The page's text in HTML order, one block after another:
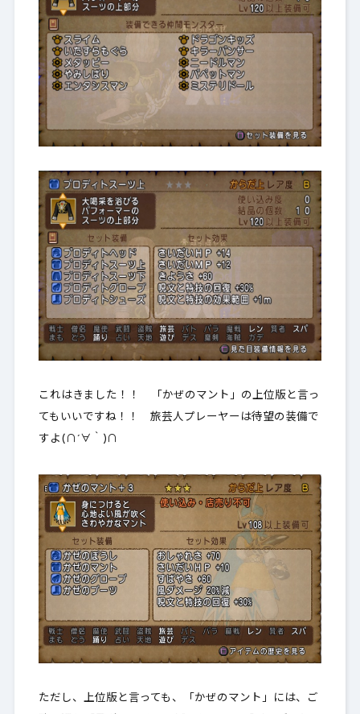
これはきました！！ 「かぜのマント」の上位版と言っ
てもいいですね！！ 旅芸人プレーヤーは待望の装備で
すよ(∩´∀｀)∩
ただし、上位版と言っても、「かぜのマント」には、ご